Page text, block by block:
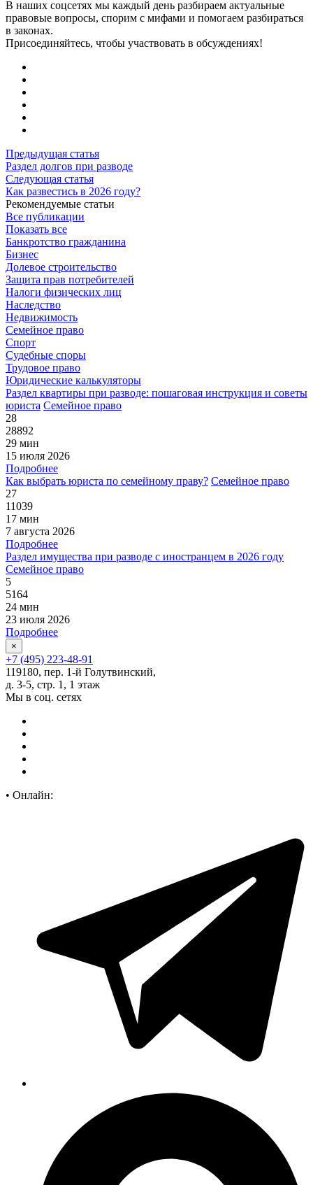
В наших соцсетях мы каждый день разбираем актуальные
правовые вопросы, спорим с мифами и помогаем разбираться
в законах.
Присоединяйтесь, чтобы участвовать в обсуждениях!
Предыдущая статья
Раздел долгов при разводе
Следующая статья
Как развестись в 2026 году?
Рекомендуемые статьи
Все публикации
Показать все
Банкротство гражданина
Бизнес
Долевое строительство
Защита прав потребителей
Налоги физических лиц
Наследство
Недвижимость
Семейное право
Спорт
Судебные споры
Трудовое право
Юридические калькуляторы
Раздел квартиры при разводе: пошаговая инструкция и советы
юриста Семейное право
28
28892
29 мин
15 июля 2026
Подробнее
Как выбрать юриста по семейному праву? Семейное право
27
11039
17 мин
7 августа 2026
Подробнее
Раздел имущества при разводе с иностранцем в 2026 году
Семейное право
5
5164
24 мин
23 июля 2026
Подробнее
×
+7 (495) 223-48-91
119180, пер. 1-й Голутвинский,
д. 3-5, стр. 1, 1 этаж
Мы в соц. сетях
• Онлайн: